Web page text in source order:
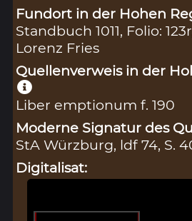
Fundort in der Hohen
Standbuch 1011, Folio:
Lorenz Fries
Quellenverweis in der
Liber emptionum f. 190
Moderne Signatur des
StA Würzburg, ldf 74, S.
Digitalisat: